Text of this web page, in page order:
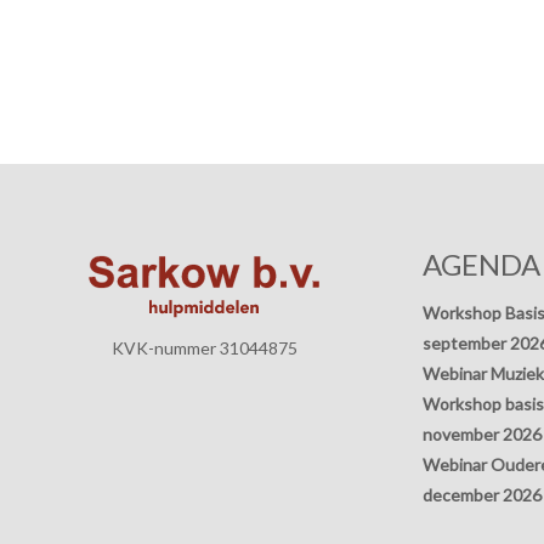
KVK-nummer 31044875
AGENDA
Workshop
september
Webinar
Workshop
november 2026
Webinar
december 2026